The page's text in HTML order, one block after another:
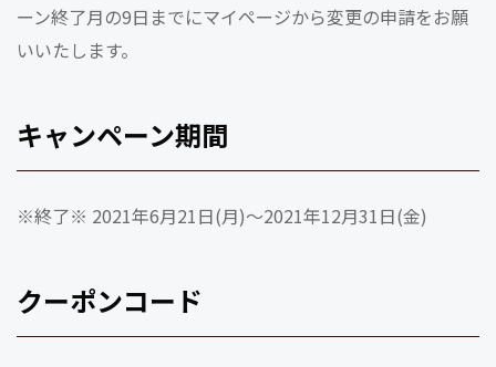
ーン終了月の9日までにマイページから変更の申請をお願
いいたします。
キャンペーン期間
※終了※ 2021年6月21日(月)～2021年12月31日(金)
クーポンコード